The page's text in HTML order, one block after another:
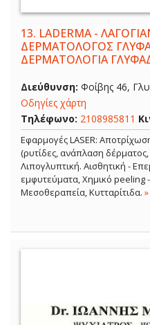
13. LADERMA -
ΔΕΡΜΑΤΟΛΟΓΟΣ
ΔΕΡΜΑΤΟΛΟΓΙΑ
Διεύθυνση: Φοίβης 46,
Οδηγίες χάρτη
Τηλέφωνο: 2108985811
Εφαρμογές LASER:
(ρυτίδες, ανάπλαση
Λιπογλυπτική. Αισθητική -
εμφυτεύματα, Χημικό peeling
Μεσοθεραπεία, Κυτταρίτιδα.